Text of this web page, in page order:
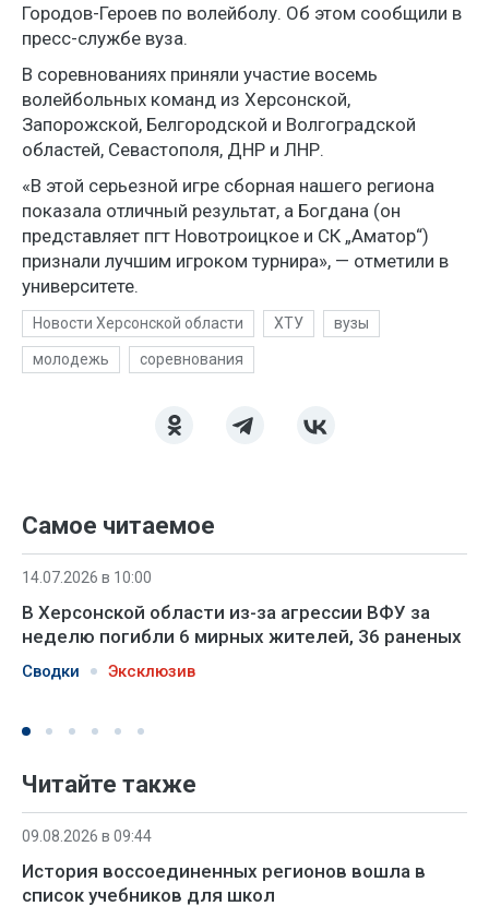
Городов-Героев по волейболу. Об этом сообщили в
пресс-службе вуза.
В соревнованиях приняли участие восемь
волейбольных команд из Херсонской,
Запорожской, Белгородской и Волгоградской
областей, Севастополя, ДНР и ЛНР.
«В этой серьезной игре сборная нашего региона
показала отличный результат, а Богдана (он
представляет пгт Новотроицкое и СК „Аматор“)
признали лучшим игроком турнира», — отметили в
университете.
Новости Херсонской области ХТУ вузы
молодежь соревнования
Самое читаемое
14.07.2026 в 10:00
В Херсонской области из-за агрессии ВФУ за
неделю погибли 6 мирных жителей, 36 раненых
Сводки Эксклюзив
Читайте также
09.08.2026 в 09:44
История воссоединенных регионов вошла в
список учебников для школ